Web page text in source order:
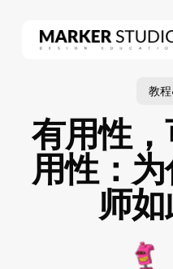
教
有用性
用性：
师